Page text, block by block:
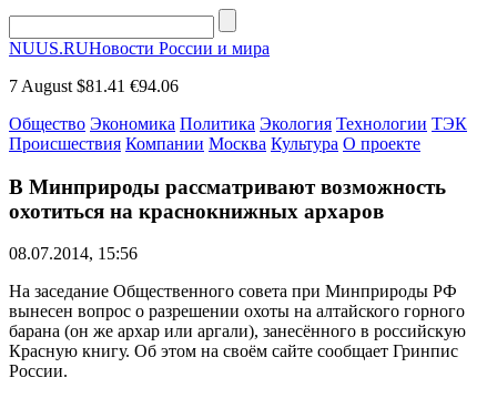
NUUS.RUНовости России и мира
7 August $81.41 €94.06
Общество Экономика Политика Экология Технологии ТЭК
Происшествия Компании Москва Культура О проекте
В Минприроды рассматривают возможность
охотиться на краснокнижных архаров
08.07.2014, 15:56
На заседание Общественного совета при Минприроды РФ
вынесен вопрос о разрешении охоты на алтайского горного
барана (он же архар или аргали), занесённого в российскую
Красную книгу. Об этом на своём сайте сообщает Гринпис
России.